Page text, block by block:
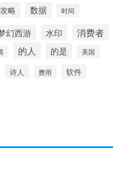
攻略 数据 时间
幻西游 水印 消费者
的人 的是 美国
诗人 费用 软件